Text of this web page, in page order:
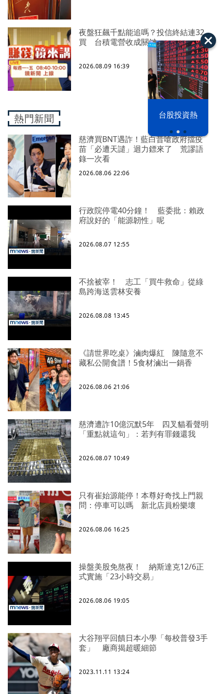
台股投資熱
夜盤狂飆千點能追嗎？投信終結連32
買 台積電營收成關鍵
2026.08.09 16:39
熱門新聞
慈濟買BNT遇詐！藍白昔嗆政府擋疫
苗「必遭天譴」迴力鏢來了 荒謬語
錄一次看
2026.08.06 22:06
行政院停電40分鐘！ 藍委批：賴政
府說好的「能源韌性」呢
2026.08.07 12:55
不捨被宰！ 志工「買牛救命」從綠
島跨海送雲林安養
2026.08.08 13:45
《請世界吃桌》滷肉爆紅 陳隨意不
藏私公開食譜！5食材滷出一鍋香
2026.08.06 21:06
慈濟遭詐10億沉默5年 四叉貓看聲明
「重點就這句」：若判有罪錢還我
2026.08.07 10:49
只有崔始源能停！本尊好奇找上門親
問：停車可以嗎 新北店員粉樂壞
2026.08.06 16:25
操盤美股免熬夜！ 納斯達克12/6正
式實施「23小時交易」
2026.08.06 19:05
大谷翔平回饋日本小學「每校普發3手
套」 廠商揭超暖細節
2023.11.11 13:24